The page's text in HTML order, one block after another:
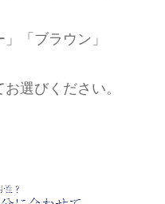
「ブラウン」
選びください。